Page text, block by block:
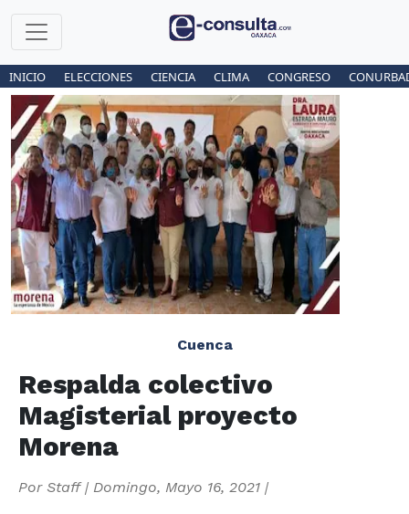
INICIO ELECCIONES CIENCIA CLIMA CONGRESO
Cuenca
Respalda colectivo
Magisterial proyecto
Morena
Por Staff| Domingo, Mayo 16, 2021 |